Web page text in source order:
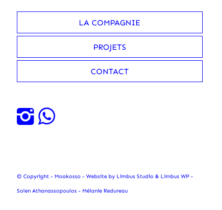
LA COMPAGNIE
PROJETS
CONTACT
© Copyright - Moakosso - Website by Limbus Studio & Limbus WP-
Solen Athanassopoulos - Mélanie Redureau